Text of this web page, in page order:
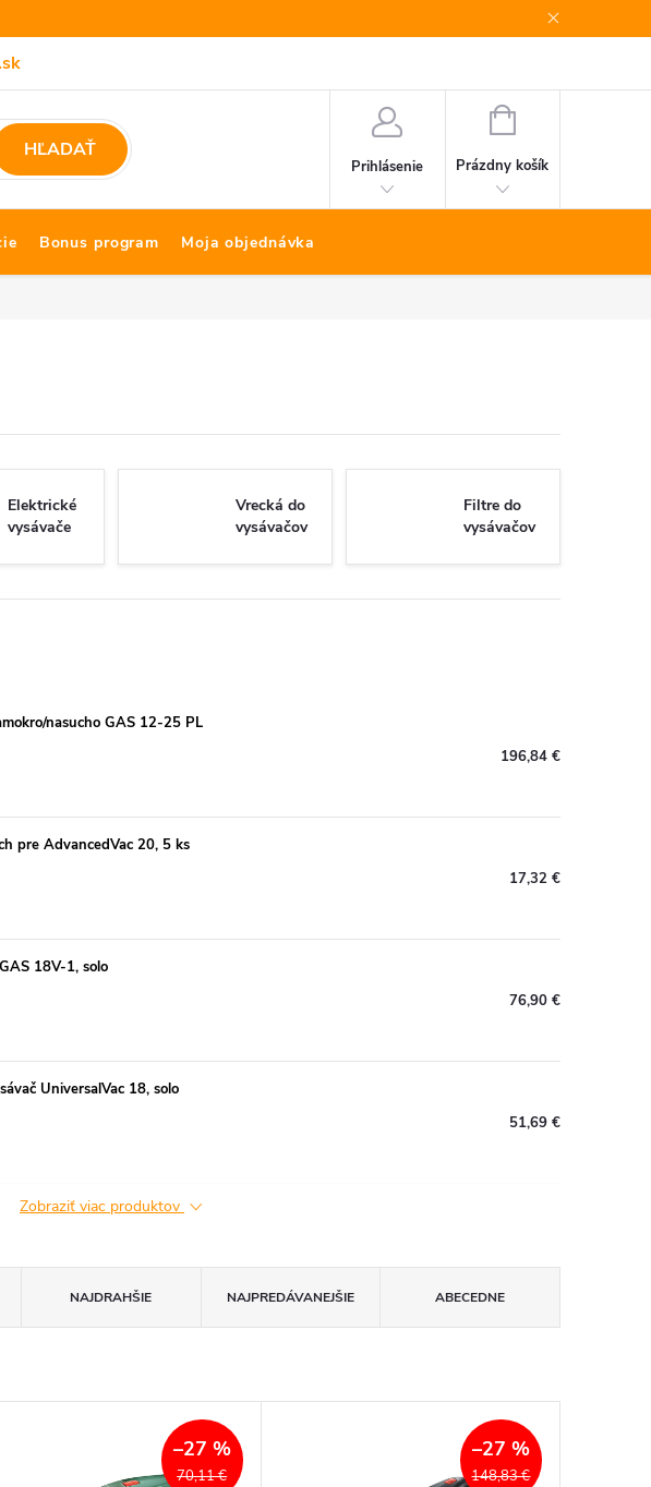
Blog Bosch náradie
HĽADAŤ
Prihlásenie
NÁKUPNÝ
Prázdny košík
Bonus program Moja objednávka
Elektrické
vysávače
Vrecká do
vysávačov
Filtre do
vysávačov
nasucho GAS 12-25 PL
196,84 €
pre AdvancedVac 20, 5 ks
17,32 €
18V-1, solo
76,90 €
UniversalVac 18, solo
51,69 €
Zobraziť viac produktov
NAJDRAHŠIE NAJPREDÁVANEJŠIE ABECEDNE
70,11 €
–27 %
148,83 €
–27 %